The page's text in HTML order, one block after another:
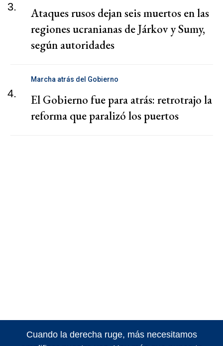
3.
Ataques rusos dejan seis muertos en las
regiones ucranianas de Járkov y Sumy,
según autoridades
4.
Marcha atrás del Gobierno
El Gobierno fue para atrás: retrotrajo la
reforma que paralizó los puertos
Cuando la derecha ruge, más necesitamos